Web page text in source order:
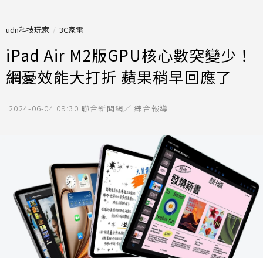
udn科技玩家 3C家電
iPad Air M2版GPU核心數突變少！
網憂效能大打折 蘋果稍早回應了
2024-06-04 09:30 聯合新聞網／ 綜合報導